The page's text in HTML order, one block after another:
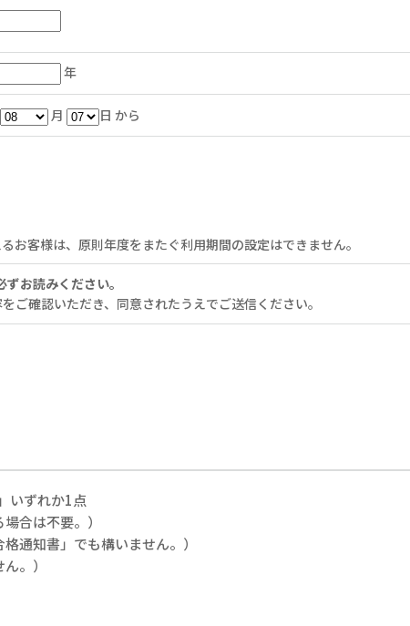
年
月 日 から
お客様は、原則年度をまたぐ利用期間の設定はできません。
ずお読みください。
ご確認いただき、同意されたうえでご送信ください。
いずれか1点
合は不要。）
通知書」でも構いません。）
。）